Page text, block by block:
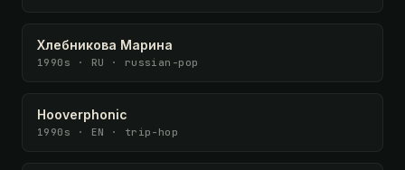
Хлебникова Марина
1990s · RU · russian-pop
Hooverphonic
1990s · EN · trip-hop